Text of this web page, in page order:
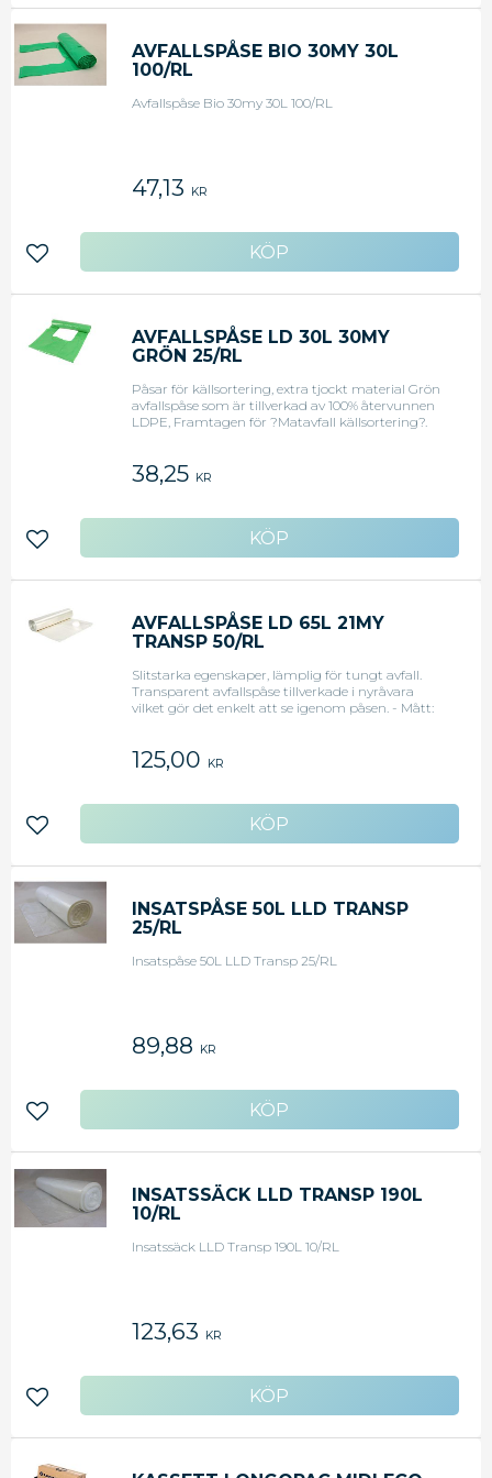
AVFALLSPÅSE BIO 30MY 30L
100/RL
Avfallspåse Bio 30my 30L 100/RL
47,13 KR
Lägg till i favoriter
AVFALLSPÅSE LD 30L 30MY
GRÖN 25/RL
Påsar för källsortering, extra tjockt material Grön
avfallspåse som är tillverkad av 100% återvunnen
LDPE, Framtagen för ?Matavfall källsortering?.
38,25 KR
Lägg till i favoriter
AVFALLSPÅSE LD 65L 21MY
TRANSP 50/RL
Slitstarka egenskaper, lämplig för tungt avfall.
Transparent avfallspåse tillverkade i nyråvara
vilket gör det enkelt att se igenom påsen. - Mått:
125,00 KR
Lägg till i favoriter
INSATSPÅSE 50L LLD TRANSP
25/RL
Insatspåse 50L LLD Transp 25/RL
89,88 KR
Lägg till i favoriter
INSATSSÄCK LLD TRANSP 190L
10/RL
Insatssäck LLD Transp 190L 10/RL
123,63 KR
Lägg till i favoriter